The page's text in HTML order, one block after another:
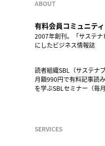
ABOUT
有料会員コミュニティ
2007年創刊。「サステナ
にしたビジネス情報誌
読者組織SBL（サステナ
月額990円で有料記事読
を学ぶSBLセミナー（毎
SERVICES